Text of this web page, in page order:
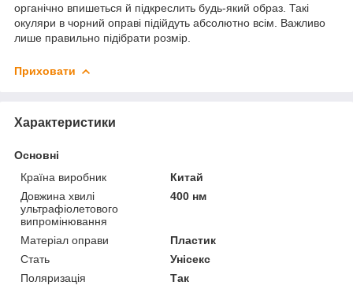
органічно впишеться й підкреслить будь-який образ. Такі
окуляри в чорний оправі підійдуть абсолютно всім. Важливо
лише правильно підібрати розмір.
Приховати
Характеристики
Основні
Країна виробник
Китай
Довжина хвилі
ультрафіолетового
випромінювання
400 нм
Матеріал оправи
Пластик
Стать
Унісекс
Поляризація
Так